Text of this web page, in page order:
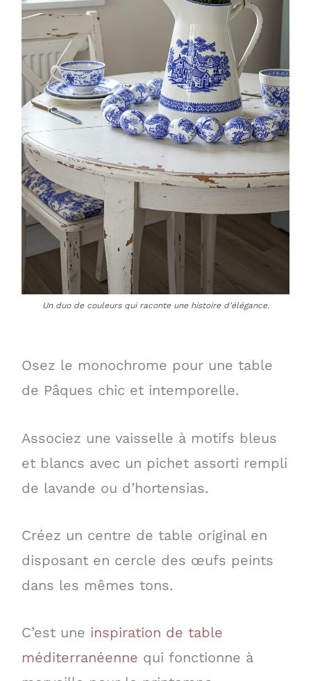
Un duo de couleurs qui raconte une histoire d’élégance.
Osez le monochrome pour une table
de Pâques chic et intemporelle.
Associez une vaisselle à motifs bleus
et blancs avec un pichet assorti rempli
de lavande ou d’hortensias.
Créez un centre de table original en
disposant en cercle des œufs peints
dans les mêmes tons.
C’est une inspiration de table
méditerranéenne qui fonctionne à